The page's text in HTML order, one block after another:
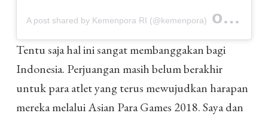
A post shared by Kemenpora RI (@kemenpora) on Oct 8,
Tentu saja hal ini sangat membanggakan bagi
Indonesia. Perjuangan masih belum berakhir
untuk para atlet yang terus mewujudkan harapan
mereka melalui Asian Para Games 2018. Saya dan